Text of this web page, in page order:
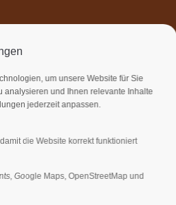
Cybersteel Inc.
376-293 City Road, Suite 600
San Francisco, CA 94102
Have any questions?
Termine
um unsere Website für Sie
analysieren und Ihnen relevante Inhalte
jederzeit anpassen.
die Website korrekt funktioniert
Google Maps, OpenStreetMap und